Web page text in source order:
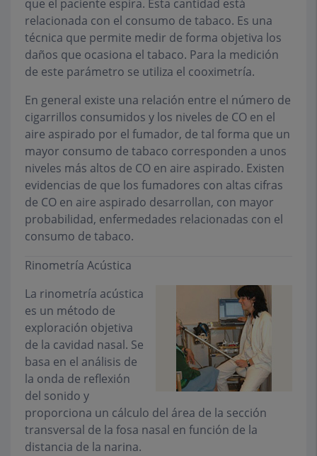
que el paciente espira. Esta cantidad está
relacionada con el consumo de tabaco. Es una
técnica que permite medir de forma objetiva los
daños que ocasiona el tabaco. Para la medición
de este parámetro se utiliza el cooximetría.
En general existe una relación entre el número de
cigarrillos consumidos y los niveles de CO en el
aire aspirado por el fumador, de tal forma que un
mayor consumo de tabaco corresponden a unos
niveles más altos de CO en aire aspirado. Existen
evidencias de que los fumadores con altas cifras
de CO en aire aspirado desarrollan, con mayor
probabilidad, enfermedades relacionadas con el
consumo de tabaco.
Rinometría Acústica
La rinometría acústica
es un método de
exploración objetiva
de la cavidad nasal. Se
basa en el análisis de
la onda de reflexión
del sonido y
proporciona un cálculo del área de la sección
transversal de la fosa nasal en función de la
distancia de la narina.